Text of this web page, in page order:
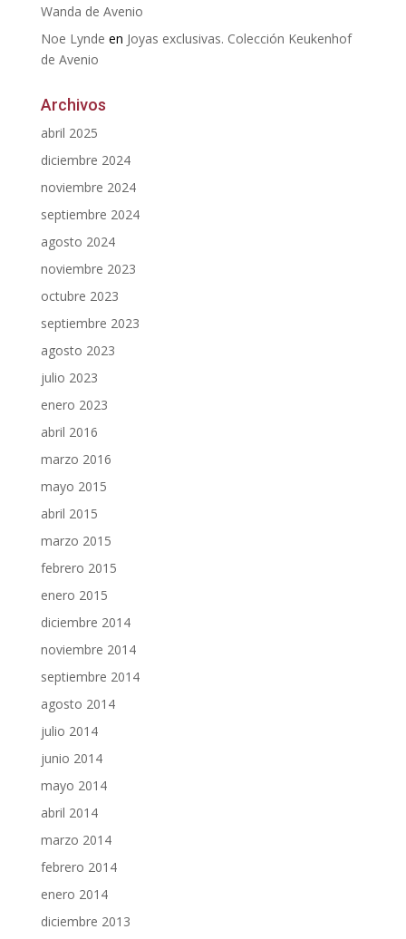
Wanda de Avenio
Noe Lynde en Joyas exclusivas. Colección Keukenhof
de Avenio
Archivos
abril 2025
diciembre 2024
noviembre 2024
septiembre 2024
agosto 2024
noviembre 2023
octubre 2023
septiembre 2023
agosto 2023
julio 2023
enero 2023
abril 2016
marzo 2016
mayo 2015
abril 2015
marzo 2015
febrero 2015
enero 2015
diciembre 2014
noviembre 2014
septiembre 2014
agosto 2014
julio 2014
junio 2014
mayo 2014
abril 2014
marzo 2014
febrero 2014
enero 2014
diciembre 2013